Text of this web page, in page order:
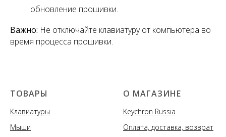
обновление прошивки.
Важно: Не отключайте клавиатуру от компьютера во
время процесса прошивки.
ТОВАРЫ
Клавиатуры
Мыши
О МАГАЗИНЕ
Keychron Russia
Оплата, доставка, возврат